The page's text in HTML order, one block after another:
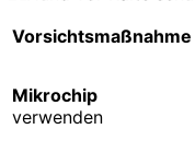
Vorsichtsmaßnahme
Mikrochip
verwenden